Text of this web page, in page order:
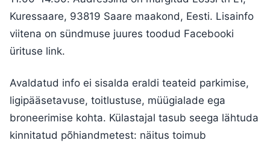
Kuressaare, 93819 Saare maakond, Eesti. Lisainfo
viitena on sündmuse juures toodud Facebooki
ürituse link.
Avaldatud info ei sisalda eraldi teateid parkimise,
ligipääsetavuse, toitlustuse, müügialade ega
broneerimise kohta. Külastajal tasub seega lähtuda
kinnitatud põhiandmetest: näitus toimub